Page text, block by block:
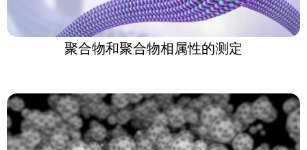
聚合物和聚合物相属性的测定